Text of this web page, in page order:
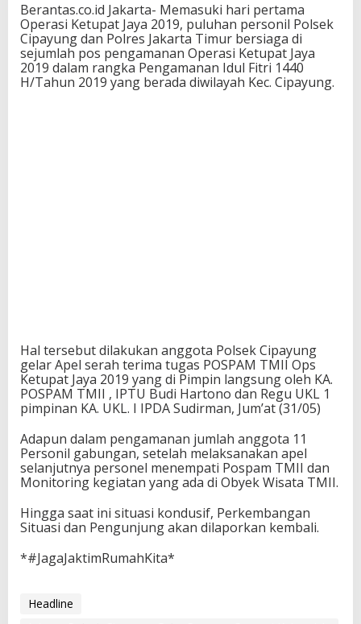
Berantas.co.id Jakarta- Memasuki hari pertama
Operasi Ketupat Jaya 2019, puluhan personil Polsek
Cipayung dan Polres Jakarta Timur bersiaga di
sejumlah pos pengamanan Operasi Ketupat Jaya
2019 dalam rangka Pengamanan Idul Fitri 1440
H/Tahun 2019 yang berada diwilayah Kec. Cipayung.
Hal tersebut dilakukan anggota Polsek Cipayung
gelar Apel serah terima tugas POSPAM TMII Ops
Ketupat Jaya 2019 yang di Pimpin langsung oleh KA.
POSPAM TMII , IPTU Budi Hartono dan Regu UKL 1
pimpinan KA. UKL. I IPDA Sudirman, Jum’at (31/05)
Adapun dalam pengamanan jumlah anggota 11
Personil gabungan, setelah melaksanakan apel
selanjutnya personel menempati Pospam TMII dan
Monitoring kegiatan yang ada di Obyek Wisata TMII.
Hingga saat ini situasi kondusif, Perkembangan
Situasi dan Pengunjung akan dilaporkan kembali.
*#JagaJaktimRumahKita*
Headline